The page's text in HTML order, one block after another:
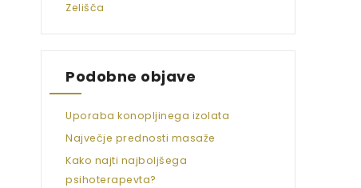
Zelišča
Podobne objave
Uporaba konopljinega izolata
Največje prednosti masaže
Kako najti najboljšega
psihoterapevta?